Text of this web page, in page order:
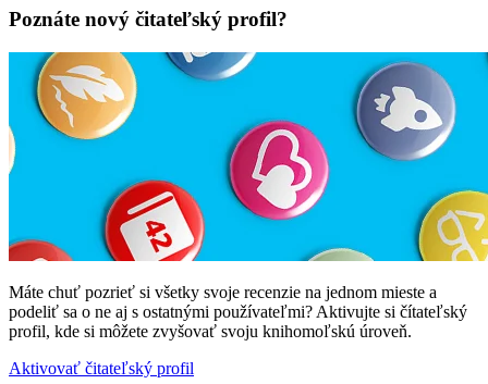
Poznáte nový čitateľský profil?
Máte chuť pozrieť si všetky svoje recenzie na jednom mieste a
podeliť sa o ne aj s ostatnými používateľmi? Aktivujte si čítateľský
profil, kde si môžete zvyšovať svoju knihomoľskú úroveň.
Aktivovať čitateľský profil